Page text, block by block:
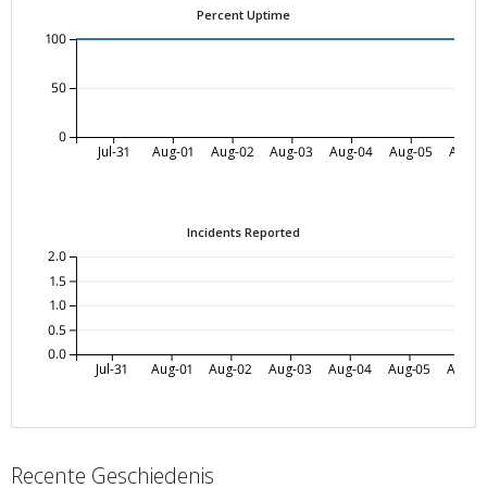
Percent Uptime
Jul-31 Aug-01 Aug-02 Aug-03 Aug-04 Aug-05 Aug-
0
50
100
Incidents Reported
Jul-31 Aug-01 Aug-02 Aug-03 Aug-04 Aug-05 Aug-
0.0
0.5
1.0
1.5
2.0
Recente Geschiedenis